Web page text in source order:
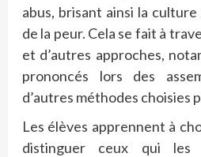
abus, brisant ainsi la
de la peur. Cela se fait à
et d’autres approches,
prononcés lors des
d’autres méthodes choisies
Les élèves apprennent à
distinguer ceux qui les